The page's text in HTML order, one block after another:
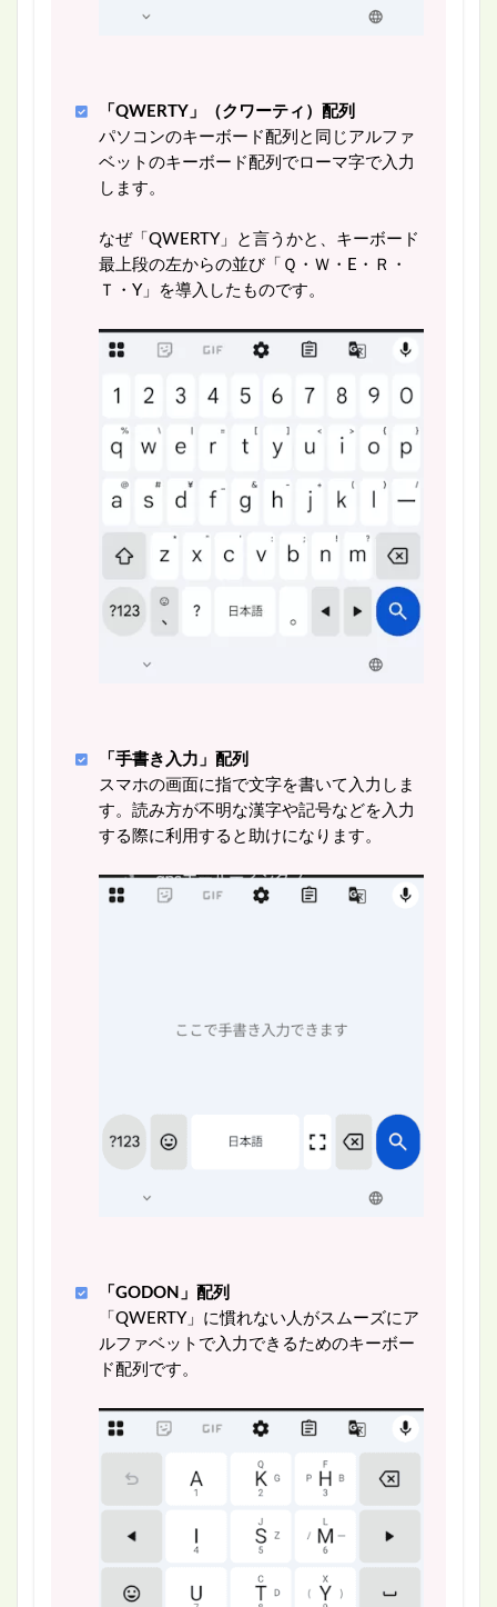
「QWERTY」（クワーティ）配列
パソコンのキーボード配列と同じアルファ
ベットのキーボード配列でローマ字で入力
します。
なぜ「QWERTY」と言うかと、キーボード
最上段の左からの並び「Ｑ・Ｗ・E・Ｒ・
Ｔ・Y」を導入したものです。
「手書き入力」配列
スマホの画面に指で文字を書いて入力しま
す。読み方が不明な漢字や記号などを入力
する際に利用すると助けになります。
「GODON」配列
「QWERTY」に慣れない人がスムーズにア
ルファベットで入力できるためのキーボー
ド配列です。